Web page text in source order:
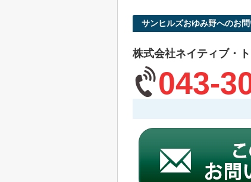
サンヒルズおゆみ野へのお
株式会社ネイティブ・
043-